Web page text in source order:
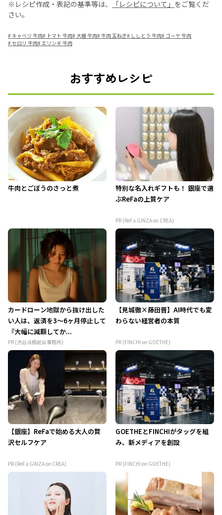
※レシピ作成・表記の基準等は、 「レシピについて」 をご覧くだ
さい。
# キャベツ 牛肉# トマト 牛肉# 大根 牛肉#牛肉 玉ねぎ# ししとう 牛肉# ゴーヤ 牛肉
#セロリ 牛肉#エリンギ 牛肉
おすすめレシピ
牛肉とごぼうのさっと煮
特別な名入れギフトも！ 銀座で選
ぶReFaの上質ケア
PR (ReFa GINZA on CREA)
カードローン地獄から抜け出した
い人は、返済を3～6ヶ月停止して
『大幅に減額してか...
PR (渋谷法務総合事務所)
【見城徹×藤田晋】AI時代でも変
わらない経営者の本質
PR (FINCHI on GOETHE)
【銀座】ReFaで始める大人の贅
沢セルフケア
PR (ReFa GINZA on CREA)
GOETHEとFINCHIがタッグを組
み、新メディアを創設
PR (FINCHI on GOETHE)